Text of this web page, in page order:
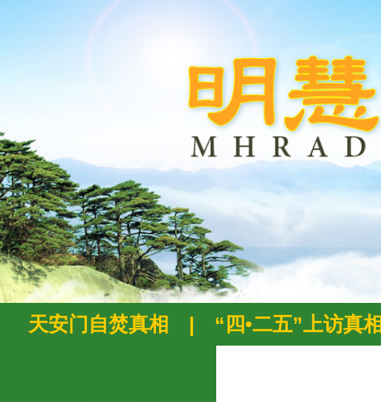
天安门自焚真相 | “四•二五”上访真相